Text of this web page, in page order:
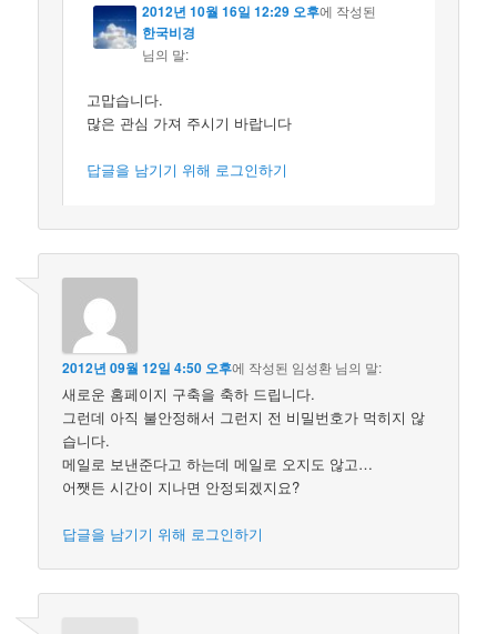
2012년 10월 16일 12:29 오후에 작성된
한국비경
님의 말:
고맙습니다.
많은 관심 가져 주시기 바랍니다
답글을 남기기 위해 로그인하기
2012년 09월 12일 4:50 오후에 작성된 임성환 님의 말:
새로운 홈페이지 구축을 축하 드립니다.
그런데 아직 불안정해서 그런지 전 비밀번호가 먹히지 않
습니다.
메일로 보낸준다고 하는데 메일로 오지도 않고…
어쨋든 시간이 지나면 안정되겠지요?
답글을 남기기 위해 로그인하기